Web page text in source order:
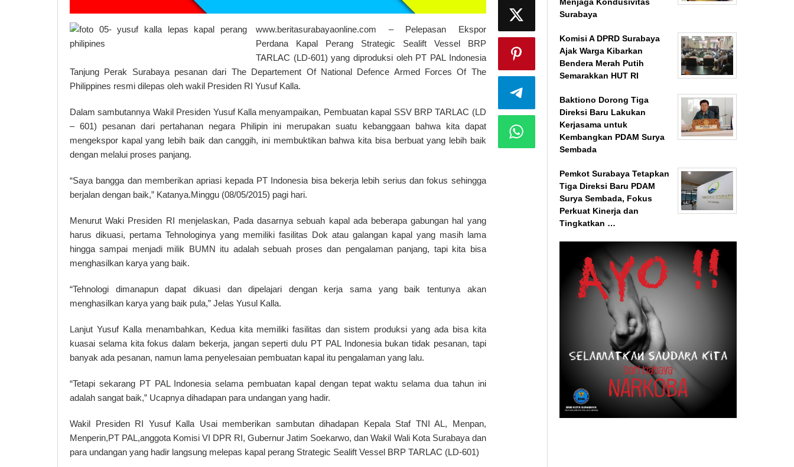
www.beritasurabayaonline.com – Pelepasan Ekspor
Perdana Kapal Perang Strategic Sealift Vessel BRP
TARLAC (LD-601) yang diproduksi oleh PT PAL Indonesia
Tanjung Perak Surabaya pesanan dari The Departement Of National Defence Armed Forces Of The
Philippines resmi dilepas oleh wakil Presiden RI Yusuf Kalla.
Dalam sambutannya Wakil Presiden Yusuf Kalla menyampaikan, Pembuatan kapal SSV BRP TARLAC (LD
– 601) pesanan dari pertahanan negara Philipin ini merupakan suatu kebanggaan bahwa kita dapat
mengekspor kapal yang lebih baik dan canggih, ini membuktikan bahwa kita bisa berbuat yang lebih baik
dengan melalui proses panjang.
“Saya bangga dan memberikan apriasi kepada PT Indonesia bisa bekerja lebih serius dan fokus sehingga
berjalan dengan baik,” Katanya.Minggu (08/05/2015) pagi hari.
Menurut Waki Presiden RI menjelaskan, Pada dasarnya sebuah kapal ada beberapa gabungan hal yang
harus dikuasi, pertama Tehnologinya yang memiliki fasilitas Dok atau galangan kapal yang masih lama
hingga sampai menjadi milik BUMN itu adalah sebuah proses dan pengalaman panjang, tapi kita bisa
menghasilkan karya yang baik.
“Tehnologi dimanapun dapat dikuasi dan dipelajari dengan kerja sama yang baik tentunya akan
menghasilkan karya yang baik pula,” Jelas Yusul Kalla.
Lanjut Yusuf Kalla menambahkan, Kedua kita memiliki fasilitas dan sistem produksi yang ada bisa kita
kuasai selama kita fokus dalam bekerja, jangan seperti dulu PT PAL Indonesia bukan tidak pesanan, tapi
banyak ada pesanan, namun lama penyelesaian pembuatan kapal itu pengalaman yang lalu.
“Tetapi sekarang PT PAL Indonesia selama pembuatan kapal dengan tepat waktu selama dua tahun ini
adalah sangat baik,” Ucapnya dihadapan para undangan yang hadir.
Wakil Presiden RI Yusuf Kalla Usai memberikan sambutan dihadapan Kepala Staf TNI AL, Menpan,
Menperin,PT PAL,anggota Komisi VI DPR RI, Gubernur Jatim Soekarwo, dan Wakil Wali Kota Surabaya dan
para undangan yang hadir langsung melepas kapal perang Strategic Sealift Vessel BRP TARLAC (LD-601)
Surabaya
Komisi A DPRD Surabaya
Ajak Warga Kibarkan
Bendera Merah Putih
Semarakkan HUT RI
Baktiono Dorong Tiga
Direksi Baru Lakukan
Kerjasama untuk
Kembangkan PDAM Surya
Sembada
Pemkot Surabaya Tetapkan
Tiga Direksi Baru PDAM
Surya Sembada, Fokus
Perkuat Kinerja dan
Tingkatkan …